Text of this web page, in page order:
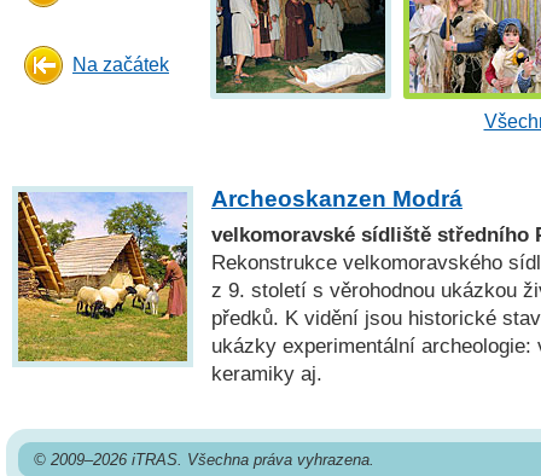
Na začátek
Archeoskanzen Modrá
velkomoravské sídliště středního
Rekonstrukce velkomoravského
z 9. století s věrohodnou ukázkou
předků. K vidění jsou historické
ukázky experimentální
keramiky aj.
© 2009–2026 iTRAS. Všechna práva vyhrazena.